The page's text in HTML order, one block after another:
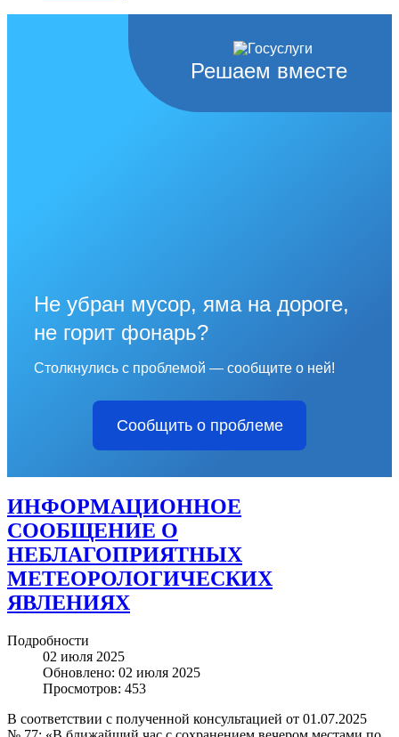
Решаем вместе
Не убран мусор, яма на дороге,
не горит фонарь?
Столкнулись с проблемой — сообщите о ней!
Сообщить о проблеме
ИНФОРМАЦИОННОЕ
СООБЩЕНИЕ О
НЕБЛАГОПРИЯТНЫХ
МЕТЕОРОЛОГИЧЕСКИХ
ЯВЛЕНИЯХ
Подробности
02 июля 2025
Обновлено: 02 июля 2025
Просмотров: 453
В соответствии с полученной консультацией от 01.07.2025